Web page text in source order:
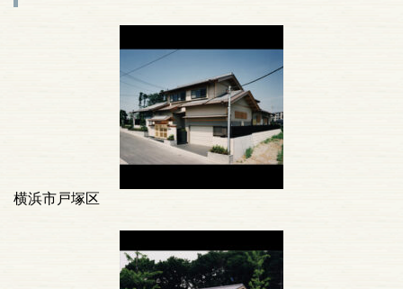
横浜市戸塚区